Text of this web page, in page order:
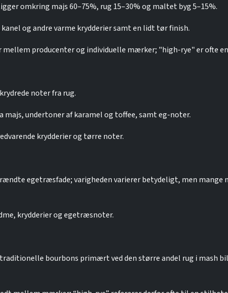
omkring majs 60–75%, rug 15–30% og maltet byg 5–15%.
og andre varme krydderier samt en lidt tør finish.
producenter og individuelle mærker; "high-rye" er ofte
noter fra rug.
majs, undertoner af karamel og toffee, samt eg-noter.
krydderier og tørre noter.
egetræsfade; varigheden varierer betydeligt, men
krydderier og egetræsnoter.
bourbons primært ved den større andel rug i mash